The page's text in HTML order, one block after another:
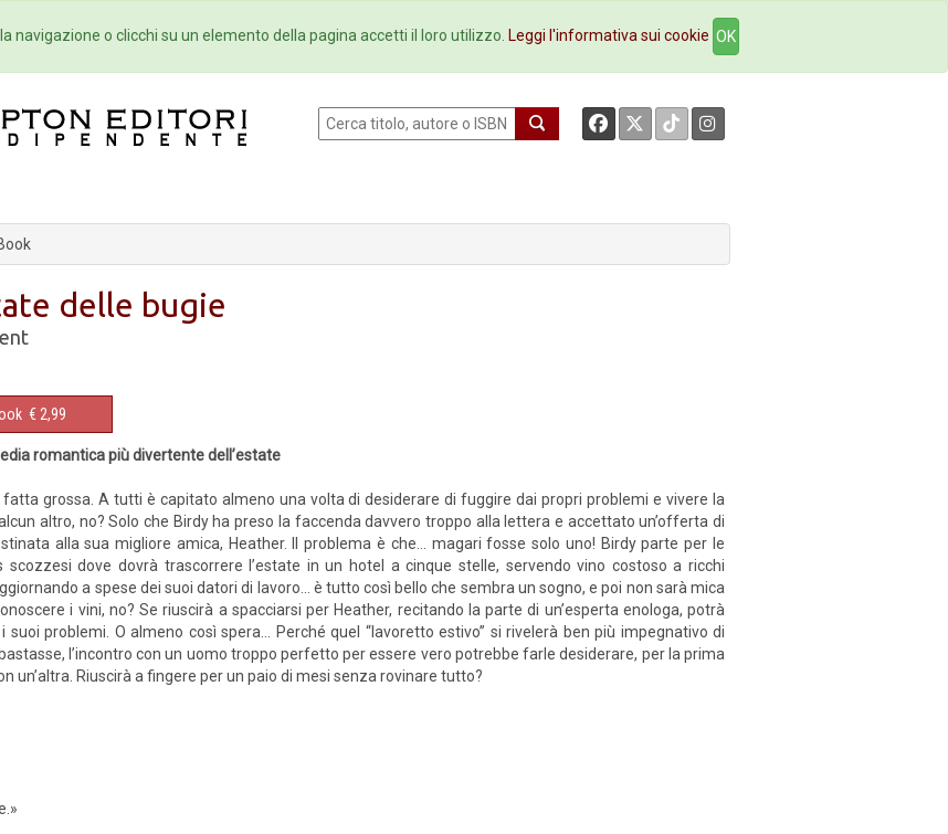
Eventi Collane Newsletter Ebookstore Contatti
delle bugie
€ 2,99
romantica più divertente dell’estate
fatta grossa. A tutti è capitato almeno una volta di desiderare di fuggire dai propri problemi e vivere la
altro, no? Solo che Birdy ha preso la faccenda davvero troppo alla lettera e accettato un’offerta di
alla sua migliore amica, Heather. Il problema è che… magari fosse solo uno! Birdy parte per le
scozzesi dove dovrà trascorrere l’estate in un hotel a cinque stelle, servendo vino costoso a ricchi
a spese dei suoi datori di lavoro... è tutto così bello che sembra un sogno, e poi non sarà mica
i vini, no? Se riuscirà a spacciarsi per Heather, recitando la parte di un’esperta enologa, potrà
problemi. O almeno così spera… Perché quel “lavoretto estivo” si rivelerà ben più impegnativo di
l’incontro con un uomo troppo perfetto per essere vero potrebbe farle desiderare, per la prima
un’altra. Riuscirà a fingere per un paio di mesi senza rovinare tutto?
o clicchi su un elemento della pagina accetti il loro utilizzo. Leggi l'informativa sui cookie OK